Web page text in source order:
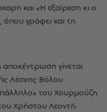
και «Η εξαίρεση κι ο
γράφει και τη
γίνεται
Λέσχης Βόλου
του Χουρμούζη.
Χρήστου Λεοντή.